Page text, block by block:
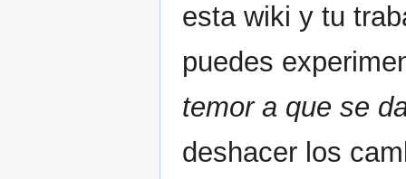
esta wiki y tu
puedes
temor a que se
deshacer los